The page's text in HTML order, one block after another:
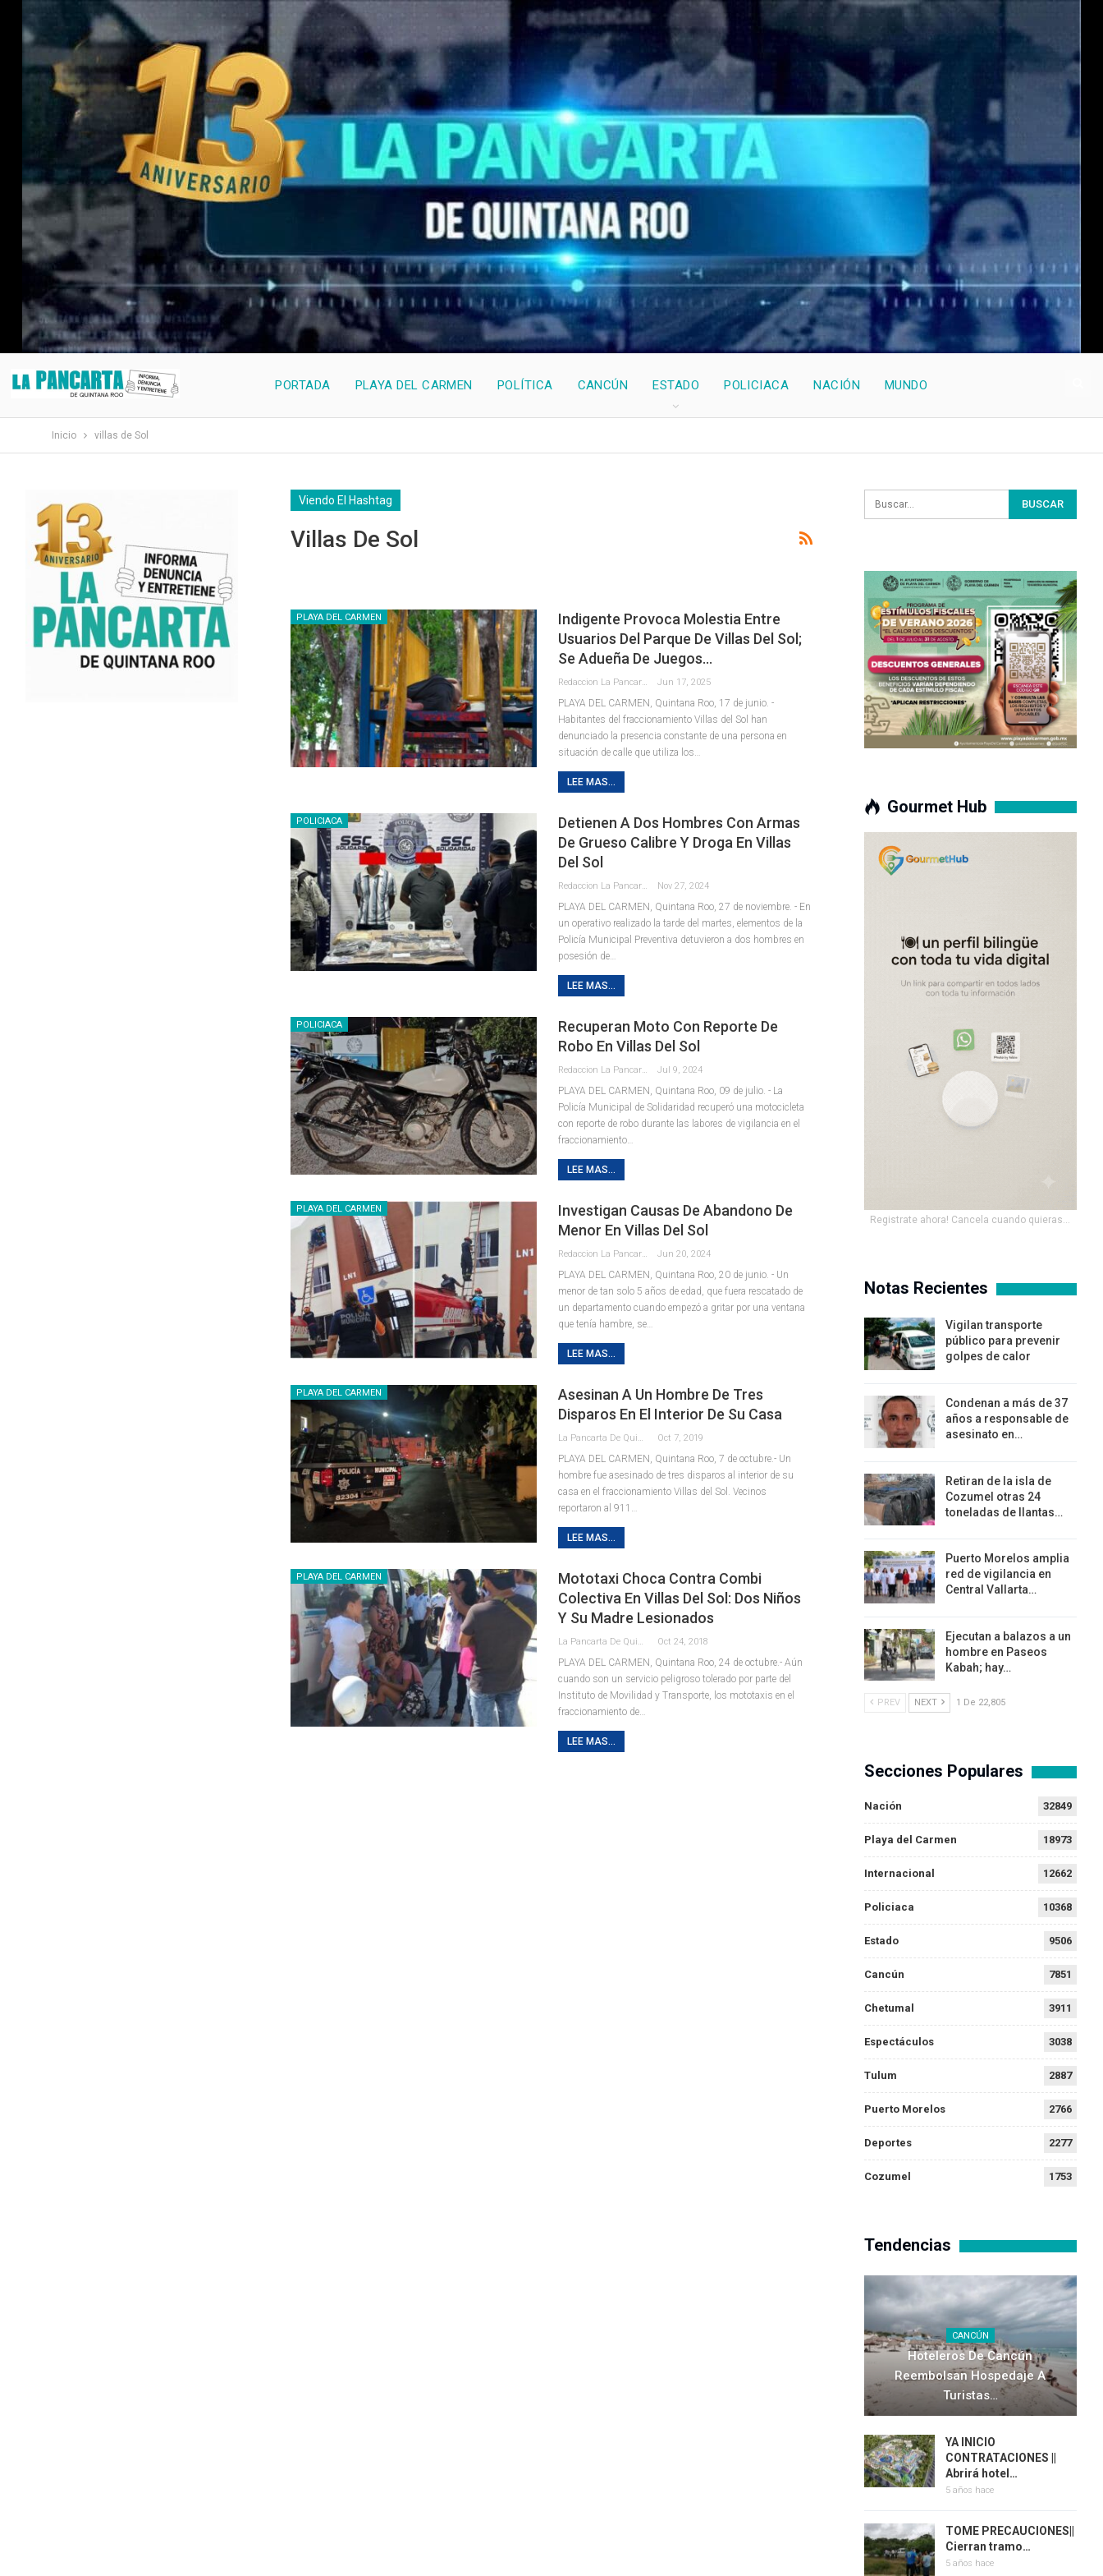
PORTADA PLAYA DEL CARMEN POLÍTICA CANCÚN ESTADO POLICIACA NACIÓN MUNDO
Inicio villas de Sol
Viendo El Hashtag
Villas De Sol
PLAYA DEL CARMEN
Indigente Provoca Molestia Entre
Usuarios Del Parque De Villas Del Sol;
Se Adueña De Juegos…
Jun 17, 2025
PLAYA DEL CARMEN, Quintana Roo, 17 de junio. -
Habitantes del fraccionamiento Villas del Sol han
denunciado la presencia constante de una persona en
situación de calle que utiliza los
LEE MAS...
POLICIACA
Detienen A Dos Hombres Con Armas
De Grueso Calibre Y Droga En Villas
Del Sol
Nov 27, 2024
PLAYA DEL CARMEN, Quintana Roo, 27 de noviembre. - En
un operativo realizado la tarde del martes, elementos de la
Policía Municipal Preventiva detuvieron a dos hombres en
posesión de
LEE MAS...
POLICIACA
Recuperan Moto Con Reporte De
Robo En Villas Del Sol
Jul 9, 2024
PLAYA DEL CARMEN, Quintana Roo, 09 de julio. - La
Policía Municipal de Solidaridad recuperó una motocicleta
con reporte de robo durante las labores de vigilancia en el
fraccionamiento
LEE MAS...
PLAYA DEL CARMEN
Investigan Causas De Abandono De
Menor En Villas Del Sol
Jun 20, 2024
PLAYA DEL CARMEN, Quintana Roo, 20 de junio. - Un
menor de tan solo 5 años de edad, que fuera rescatado de
un departamento cuando empezó a gritar por una ventana
que tenía hambre, se
LEE MAS...
PLAYA DEL CARMEN
Asesinan A Un Hombre De Tres
Disparos En El Interior De Su Casa
Oct 7, 2019
PLAYA DEL CARMEN, Quintana Roo, 7 de octubre.- Un
hombre fue asesinado de tres disparos al interior de su
casa en el fraccionamiento Villas del Sol.Vecinos
reportaron al 911
LEE MAS...
PLAYA DEL CARMEN
Mototaxi Choca Contra Combi
Colectiva En Villas Del Sol: Dos Niños
Y Su Madre Lesionados
Oct 24, 2018
PLAYA DEL CARMEN, Quintana Roo, 24 de octubre.- Aún
cuando son un servicio peligroso tolerado por parte del
Instituto de Movilidad y Transporte, los mototaxis en el
fraccionamiento de…
LEE MAS...
Gourmet Hub
Registrate ahora! Cancela cuando quieras...
Notas Recientes
Vigilan transporte
público para prevenir
golpes de calor
Condenan a más de 37
años a responsable de
asesinato en…
Retiran de la isla de
Cozumel otras 24
toneladas de llantas…
Puerto Morelos amplia
red de vigilancia en
Central Vallarta…
Ejecutan a balazos a un
hombre en Paseos
Kabah; hay…
PREV NEXT 1 De 22,805
Secciones Populares
Nación 32849
Playa del Carmen 18973
Internacional 12662
Policiaca 10368
Estado 9506
Cancún 7851
Chetumal 3911
Espectáculos 3038
Tulum 2887
Puerto Morelos 2766
Deportes 2277
Cozumel 1753
Tendencias
CANCÚN
Hoteleros De Cancún
Reembolsan Hospedaje A
Turistas…
YA INICIO
CONTRATACIONES ||
Abrirá hotel…
5 años hace
TOME PRECAUCIONES||
Cierran tramo…
5 años hace